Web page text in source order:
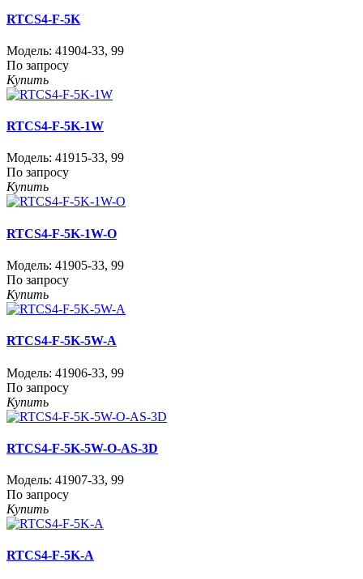
RTCS4-F-5K
Модель: 41904-33, 99
По запросу
Купить
RTCS4-F-5K-1W
Модель: 41915-33, 99
По запросу
Купить
RTCS4-F-5K-1W-O
Модель: 41905-33, 99
По запросу
Купить
RTCS4-F-5K-5W-A
Модель: 41906-33, 99
По запросу
Купить
RTCS4-F-5K-5W-O-AS-3D
Модель: 41907-33, 99
По запросу
Купить
RTCS4-F-5K-A